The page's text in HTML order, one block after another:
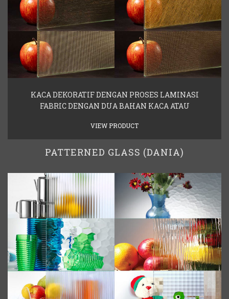
KACA DEKORATIF DENGAN PROSES LAMINASI
FABRIC DENGAN DUA BAHAN KACA ATAU
VIEW PRODUCT
PATTERNED GLASS (DANIA)